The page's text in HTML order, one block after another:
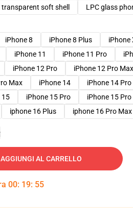
transparent soft shell LPC glass
iPhone 8 iPhone 8 Plus iPhone
iPhone 11
iPhone 11 Pro
iPhone 12 Pro
iPhone 12 Pro Max
Max
iPhone 14
iPhone 14 Pro
15
iPhone 15 Pro
iPhone 15
iphone 16 Plus
iphone 16 Pro Max
AGGIUNGI AL CARRELLO
00: 19: 54